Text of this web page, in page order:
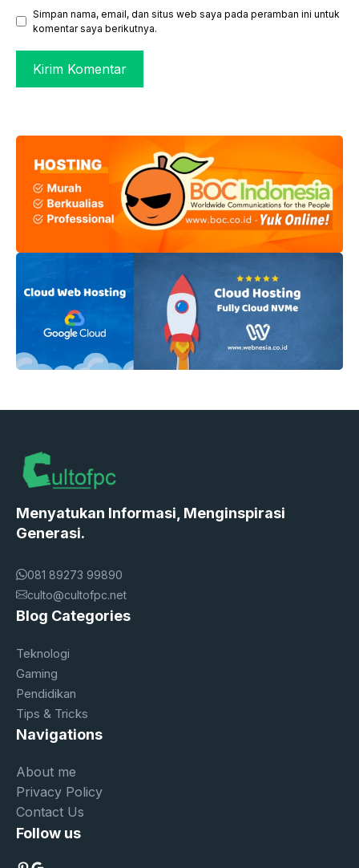
Simpan nama, email, dan situs web saya pada peramban ini untuk
komentar saya berikutnya.
Menyatukan Informasi, Menginspirasi
Generasi.
081 89273 99890
culto@cultofpc.net
Blog Categories
Teknologi
Gaming
Pendidikan
Tips & Tricks
Navigations
About me
Privacy Policy
Contact Us
Follow us